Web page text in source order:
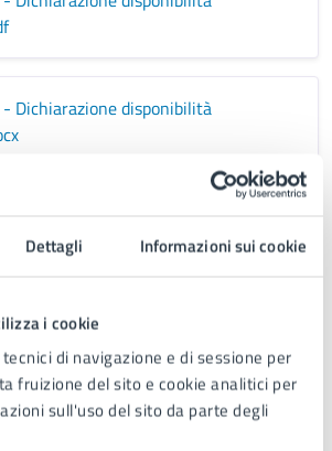
Dettagli Informazioni sui cookie
i cookie
di navigazione e di sessione per
fruizione del sito e cookie analitici per
sull'uso del sito da parte degli
Dichiarazione disponibilità
nomina dei componenti della
(Sezione 1)
- Sezione 1.zip